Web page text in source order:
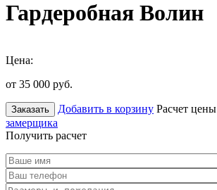
Гардеробная Волин
Цена:
от 35 000 руб.
Заказать Добавить в корзину Расчет цены
замерщика
Получить расчет